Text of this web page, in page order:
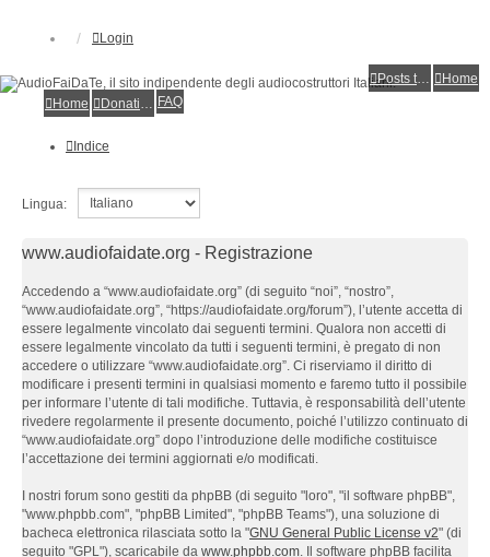
Login
Posts toplist
Home
Home
Donations FAQ
Indice
Lingua:
www.audiofaidate.org - Registrazione
Accedendo a “www.audiofaidate.org” (di seguito “noi”, “nostro”,
“www.audiofaidate.org”, “https://audiofaidate.org/forum”), l’utente accetta di
essere legalmente vincolato dai seguenti termini. Qualora non accetti di
essere legalmente vincolato da tutti i seguenti termini, è pregato di non
accedere o utilizzare “www.audiofaidate.org”. Ci riserviamo il diritto di
modificare i presenti termini in qualsiasi momento e faremo tutto il possibile
per informare l’utente di tali modifiche. Tuttavia, è responsabilità dell’utente
rivedere regolarmente il presente documento, poiché l’utilizzo continuato di
“www.audiofaidate.org” dopo l’introduzione delle modifiche costituisce
l’accettazione dei termini aggiornati e/o modificati.
I nostri forum sono gestiti da phpBB (di seguito "loro", "il software phpBB",
"www.phpbb.com", "phpBB Limited", "phpBB Teams"), una soluzione di
bacheca elettronica rilasciata sotto la "GNU General Public License v2" (di
seguito "GPL"), scaricabile da www.phpbb.com. Il software phpBB facilita